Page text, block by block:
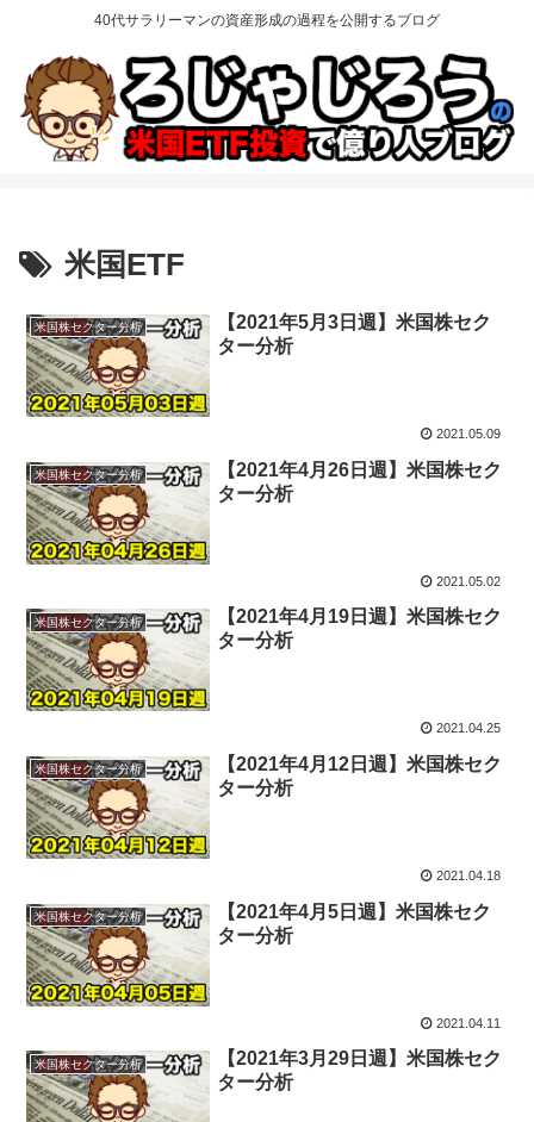
40代サラリーマンの資産形成の過程を公開するブログ
米国ETF
米国株セクター分析
【2021年5月3日週】米国株セク
ター分析
2021.05.09
米国株セクター分析
【2021年4月26日週】米国株セク
ター分析
2021.05.02
米国株セクター分析
【2021年4月19日週】米国株セク
ター分析
2021.04.25
米国株セクター分析
【2021年4月12日週】米国株セク
ター分析
2021.04.18
米国株セクター分析
【2021年4月5日週】米国株セク
ター分析
2021.04.11
米国株セクター分析
【2021年3月29日週】米国株セク
ター分析